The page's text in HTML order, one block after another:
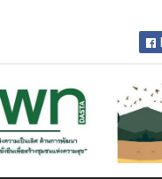
ริโภคเค็ม ชี้ผู้ป่วยโรค
ะลุ 1 ล้านคน ชู สสส.
ลื่อนสังคมลดเค็มผ่าน